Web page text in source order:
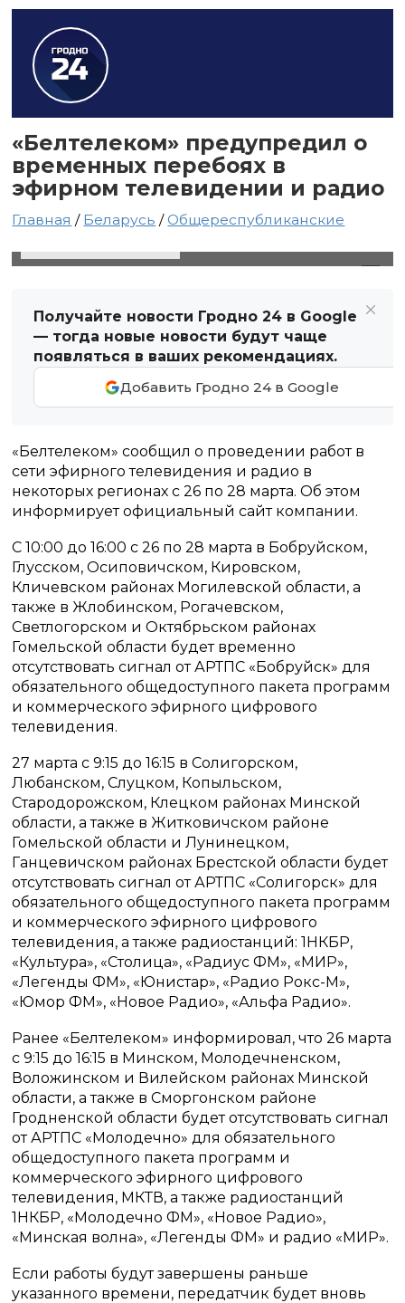
«Белтелеком» предупредил о
временных перебоях в
эфирном телевидении и радио
Главная / Беларусь /Общереспубликанские
Получайте новости Гродно 24 в Google
— тогда новые новости будут чаще
появляться в ваших рекомендациях.
Добавить Гродно 24 в Google
«Белтелеком» сообщил о проведении работ в
сети эфирного телевидения и радио в
некоторых регионах с 26 по 28 марта. Об этом
информирует официальный сайт компании.
С 10:00 до 16:00 с 26 по 28 марта в Бобруйском,
Глусском, Осиповичском, Кировском,
Кличевском районах Могилевской области, а
также в Жлобинском, Рогачевском,
Светлогорском и Октябрьском районах
Гомельской области будет временно
отсутствовать сигнал от АРТПС «Бобруйск» для
обязательного общедоступного пакета программ
и коммерческого эфирного цифрового
телевидения.
27 марта с 9:15 до 16:15 в Солигорском,
Любанском, Слуцком, Копыльском,
Стародорожском, Клецком районах Минской
области, а также в Житковичском районе
Гомельской области и Лунинецком,
Ганцевичском районах Брестской области будет
отсутствовать сигнал от АРТПС «Солигорск» для
обязательного общедоступного пакета программ
и коммерческого эфирного цифрового
телевидения, а также радиостанций: 1НКБР,
«Культура», «Столица», «Радиус ФМ», «МИР»,
«Легенды ФМ», «Юнистар», «Радио Рокс-М»,
«Юмор ФМ», «Новое Радио», «Альфа Радио».
Ранее «Белтелеком» информировал, что 26 марта
с 9:15 до 16:15 в Минском, Молодечненском,
Воложинском и Вилейском районах Минской
области, а также в Сморгонском районе
Гродненской области будет отсутствовать сигнал
от АРТПС «Молодечно» для обязательного
общедоступного пакета программ и
коммерческого эфирного цифрового
телевидения, МКТВ, а также радиостанций
1НКБР, «Молодечно ФМ», «Новое Радио»,
«Минская волна», «Легенды ФМ» и радио «МИР».
Если работы будут завершены раньше
указанного времени, передатчик будет вновь